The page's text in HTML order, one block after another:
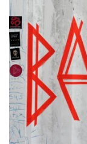
'Onkel Siegmund’
aßen, das hätte
Kindern erzähle ich
die Teller, von
Schlüssel liegen,
für die vielen
zum Jubiläumsjahr
Ihr hier&hellip
Upcycling, wenn
Filmleuchten durch
verleihen. Alle
zum Detail
Antiquitäten und
Tische in der
Hölzern entstehen
Land, wo sich auch
befindet. objets
BerlinGeöffnet Di-
12.00 – 18.00